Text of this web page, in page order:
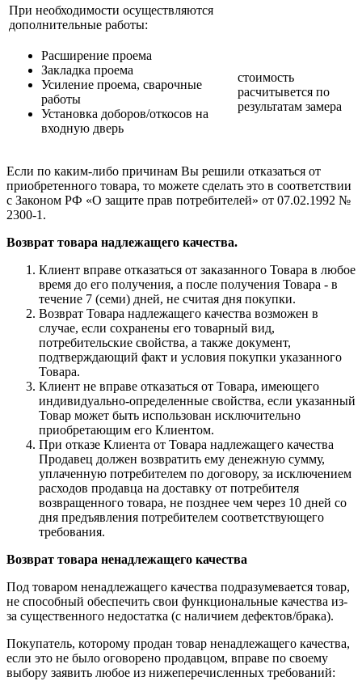
При необходимости осуществляются
дополнительные работы:
Расширение проема
Закладка проема
Усиление проема, сварочные
работы
Установка доборов/откосов на
входную дверь
стоимость
расчитывется по
результатам замера
Если по каким-либо причинам Вы решили отказаться от
приобретенного товара, то можете сделать это в соответствии
с Законом РФ «О защите прав потребителей» от 07.02.1992 №
2300-1.
Возврат товара надлежащего качества.
Клиент вправе отказаться от заказанного Товара в любое
время до его получения, а после получения Товара - в
течение 7 (семи) дней, не считая дня покупки.
Возврат Товара надлежащего качества возможен в
случае, если сохранены его товарный вид,
потребительские свойства, а также документ,
подтверждающий факт и условия покупки указанного
Товара.
Клиент не вправе отказаться от Товара, имеющего
индивидуально-определенные свойства, если указанный
Товар может быть использован исключительно
приобретающим его Клиентом.
При отказе Клиента от Товара надлежащего качества
Продавец должен возвратить ему денежную сумму,
уплаченную потребителем по договору, за исключением
расходов продавца на доставку от потребителя
возвращенного товара, не позднее чем через 10 дней со
дня предъявления потребителем соответствующего
требования.
Возврат товара ненадлежащего качества
Под товаром ненадлежащего качества подразумевается товар,
не способный обеспечить свои функциональные качества из-
за существенного недостатка (с наличием дефектов/брака).
Покупатель, которому продан товар ненадлежащего качества,
если это не было оговорено продавцом, вправе по своему
выбору заявить любое из нижеперечисленных требований: